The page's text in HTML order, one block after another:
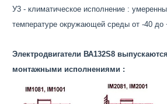
У3 - климатическое исполнение :
температуре окружающей среды от -40
Электродвигатели ВА132S8
монтажными исполнениями :